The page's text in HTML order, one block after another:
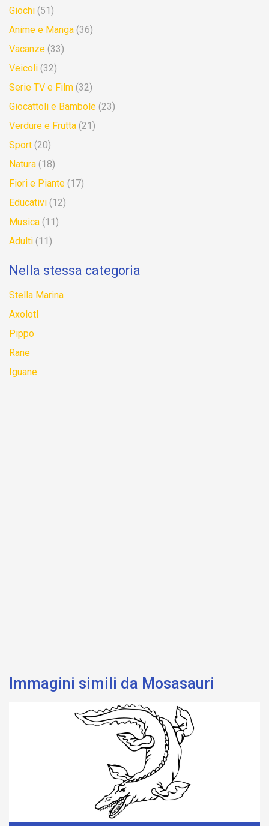
Giochi (51)
Anime e Manga (36)
Vacanze (33)
Veicoli (32)
Serie TV e Film (32)
Giocattoli e Bambole (23)
Verdure e Frutta (21)
Sport (20)
Natura (18)
Fiori e Piante (17)
Educativi (12)
Musica (11)
Adulti (11)
Nella stessa categoria
Stella Marina
Axolotl
Pippo
Rane
Iguane
Immagini simili da Mosasauri